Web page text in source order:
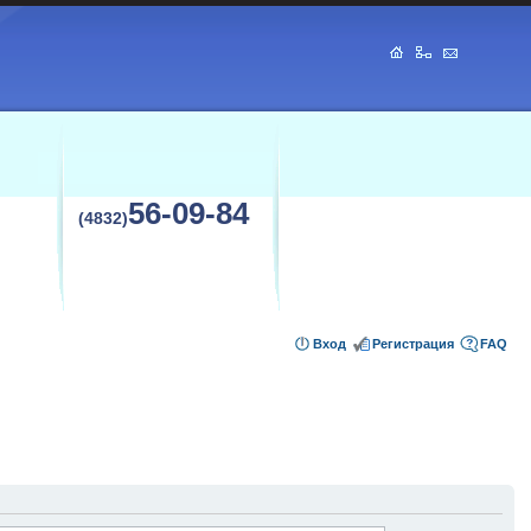
(4832)56-09-84
FAQ
Регистрация
Вход